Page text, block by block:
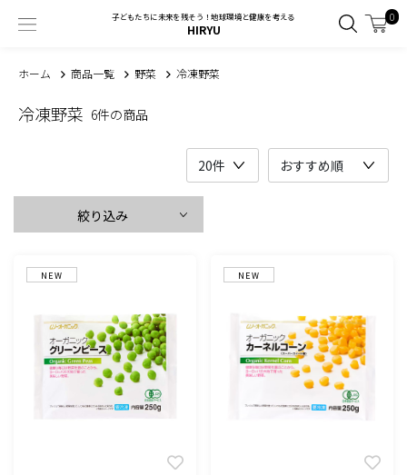
子どもたちに未来を残そう！地球環境と健康を考える
HIRYU
0
ホーム 商品一覧 野菜 冷凍野菜
冷凍野菜 6件の商品
絞り込み
NEW NEW